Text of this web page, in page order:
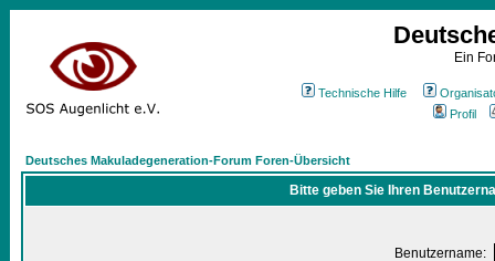
Ein
Technische Hilfe
Profil
Deutsches Makuladegeneration-Forum Foren-Übersicht
Bitte geben Sie Ihren
Benutzername: